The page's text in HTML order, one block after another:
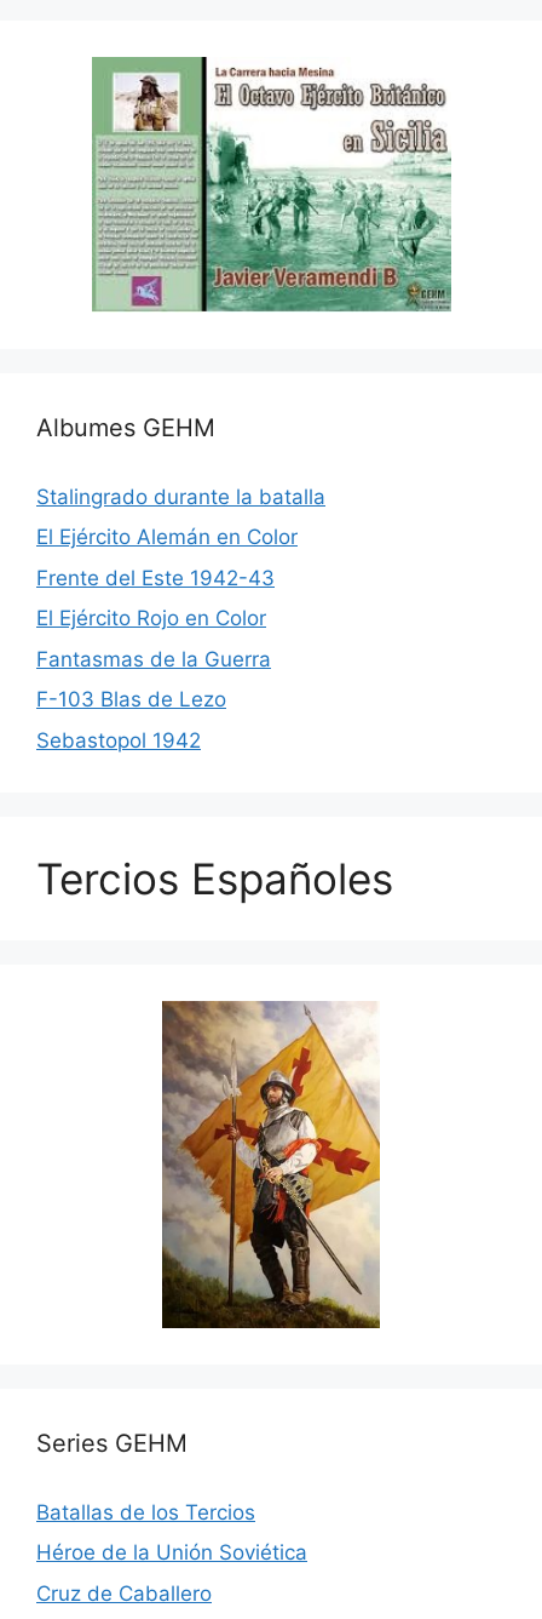
Albumes GEHM
Stalingrado durante la batalla
El Ejército Alemán en Color
Frente del Este 1942-43
El Ejército Rojo en Color
Fantasmas de la Guerra
F-103 Blas de Lezo
Sebastopol 1942
Tercios Españoles
Series GEHM
Batallas de los Tercios
Héroe de la Unión Soviética
Cruz de Caballero